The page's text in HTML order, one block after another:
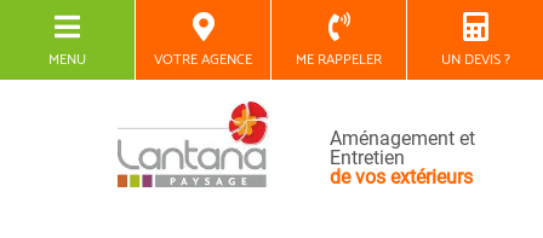
MENU VOTRE AGENCE ME RAPPELER UN DEVIS ?
Aménagement et
Entretien
de vos extérieurs